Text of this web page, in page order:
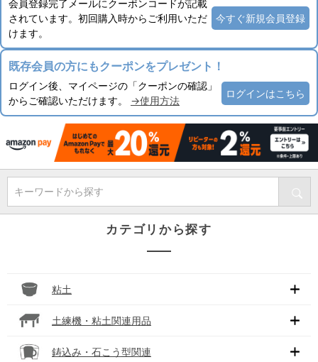
会員登録完了メールにクーポンコードが記載
されています。初回購入時からご利用いただ
けます。
今すぐ新規会員登録
既存会員の方にもクーポンをプレゼント！
ログイン後、マイページの「クーポンの確認」
からご確認いただけます。 →使用方法
ログインはこちら
キーワードから探す
カテゴリから探す
粘土
土練機・粘土関連用品
鋳込み・石こう型関連